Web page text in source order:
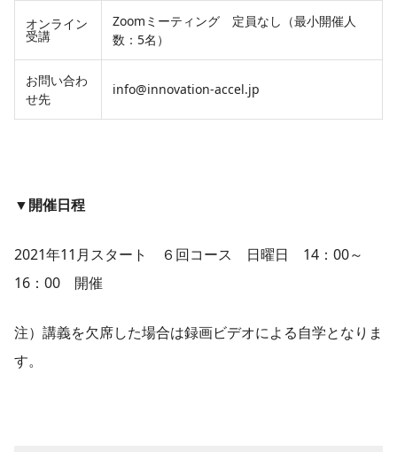
オンライン
受講
Zoomミーティング 定員なし（最小開催人
数：5名）
お問い合わ
せ先
info@innovation-accel.jp
▼開催日程
2021年11月スタート ６回コース 日曜日 14：00～
16：00 開催
注）講義を欠席した場合は録画ビデオによる自学となりま
す。